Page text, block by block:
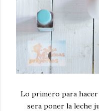
Lo primero para
sera poner la leche